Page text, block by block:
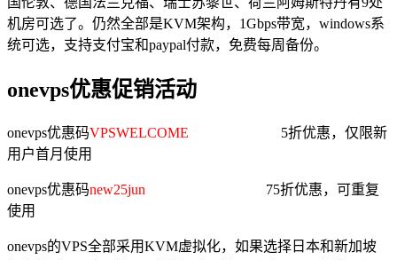
机房可选了。仍然全部是KVM架构，1Gbps带宽，windows系
统可选，支持支付宝和paypal付款，免费每周备份。
onevps优惠促销活动
onevps优惠码VPSWELCOME
5折优惠，仅限新
用户首月使用
onevps优惠码new25jun 75折优惠，可重复
使用
onevps的VPS全部采用KVM虚拟化，如果选择日本和新加坡